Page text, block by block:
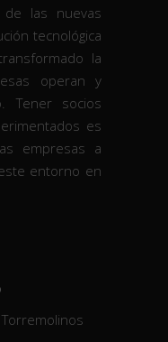
las nuevas
tecnológica
la
operan y
Tener socios
es
empresas a
entorno en